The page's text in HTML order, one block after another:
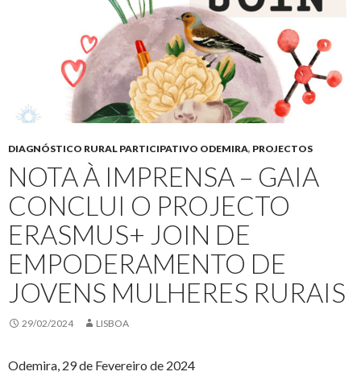
DIAGNÓSTICO RURAL PARTICIPATIVO ODEMIRA, PROJECTOS
NOTA À IMPRENSA – GAIA
CONCLUI O PROJECTO
ERASMUS+ JOIN DE
EMPODERAMENTO DE
JOVENS MULHERES RURAIS
29/02/2024 LISBOA
Odemira, 29 de Fevereiro de 2024